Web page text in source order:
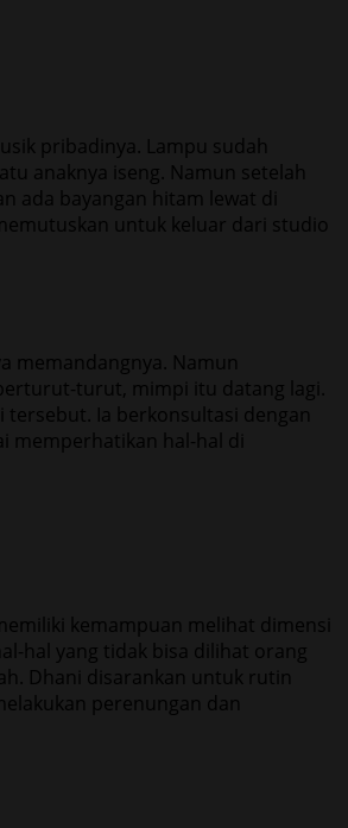
pribadinya. Lampu sudah
anaknya iseng. Namun setelah
ada bayangan hitam lewat di
untuk keluar dari studio
memandangnya. Namun
turut, mimpi itu datang lagi.
Ia berkonsultasi dengan
memperhatikan hal-hal di
kemampuan melihat dimensi
hal yang tidak bisa dilihat orang
Dhani disarankan untuk rutin
perenungan dan